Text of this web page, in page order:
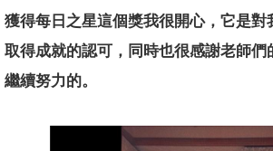
獲得每日之星這個獎我很開心，它是對
取得成就的認可，同時也很感謝老師們
繼續努力的。